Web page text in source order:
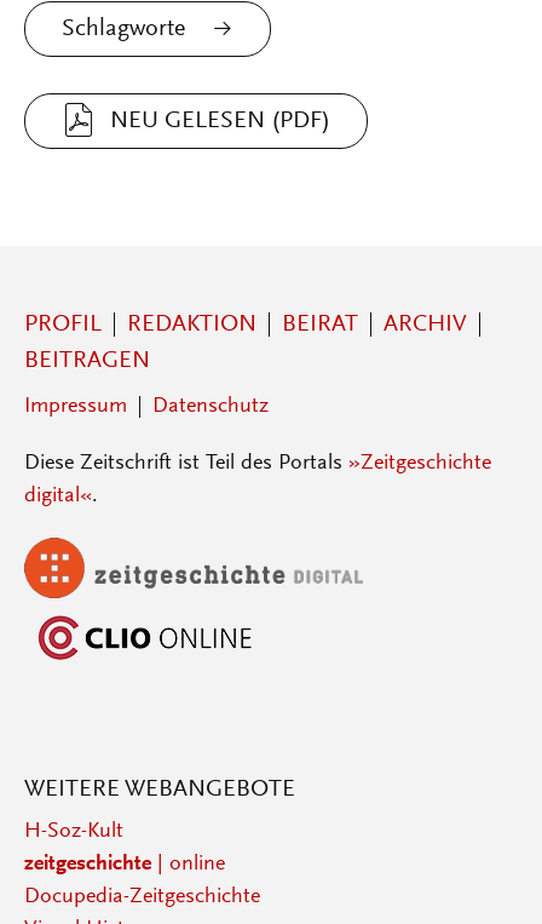
Schlagworte
NEU GELESEN (PDF)
PROFIL REDAKTION BEIRAT
ARCHIV
BEITRAGEN
Impressum Datenschutz
Diese Zeitschrift ist Teil des Portals »Zeitgeschichte
digital«.
WEITERE WEBANGEBOTE
H-Soz-Kult
zeitgeschichte| online
Docupedia-Zeitgeschichte